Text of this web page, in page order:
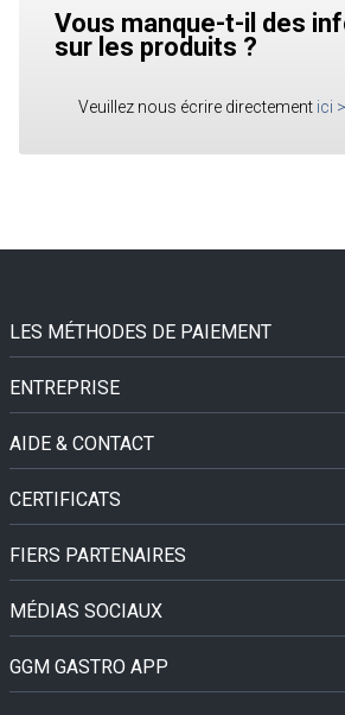
Vous manque-t-il des
sur les produits ?
Veuillez nous écrire directement ici >
LES MÉTHODES DE PAIEMENT
ENTREPRISE
AIDE & CONTACT
CERTIFICATS
FIERS PARTENAIRES
MÉDIAS SOCIAUX
GGM GASTRO APP